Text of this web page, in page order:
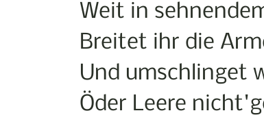
Weit in
Breitet ihr die
Und umschlinget
Öder Leere